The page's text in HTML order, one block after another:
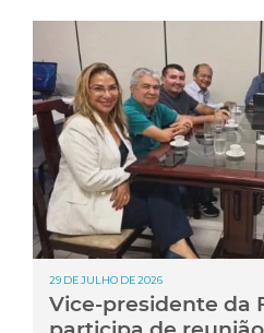
29 DE JULHO DE 2026
Vice-presidente da